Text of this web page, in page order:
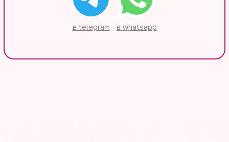
в whatsapp
в telegram